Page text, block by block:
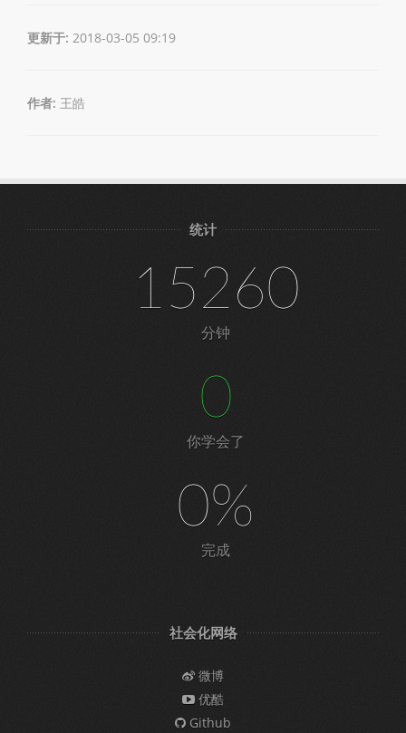
更新于: 2018-03-05 09:19
作者: 王皓
统计
15260
分钟
0
你学会了
0%
完成
社会化网络
微博
优酷
Github